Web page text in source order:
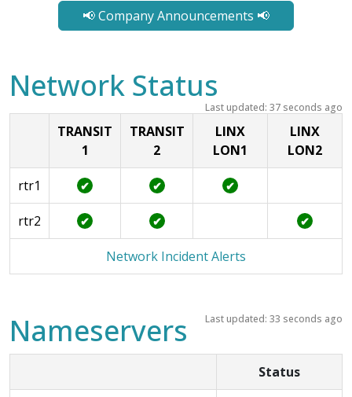
📢 Company Announcements 📢
Network Status
Last updated: 37 seconds ago
TRANSIT
1
TRANSIT
2
LINX
LON1
LINX
LON2
rtr1 ✔ ✔ ✔
rtr2 ✔ ✔ ✔
Network Incident Alerts
Nameservers Last updated: 33 seconds ago
Status